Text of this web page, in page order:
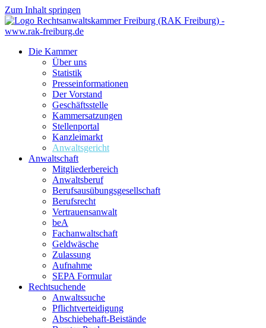
Zum Inhalt springen
Die Kammer
Über uns
Statistik
Presseinformationen
Der Vorstand
Geschäftsstelle
Kammersatzungen
Stellenportal
Kanzleimarkt
Anwaltsgericht
Anwaltschaft
Mitgliederbereich
Anwaltsberuf
Berufsausübungs­gesellschaft
Berufsrecht
Vertrauensanwalt
beA
Fachanwaltschaft
Geldwäsche
Zulassung
Aufnahme
SEPA Formular
Rechtsuchende
Anwaltssuche
Pflichtverteidigung
Abschiebehaft-Beistände